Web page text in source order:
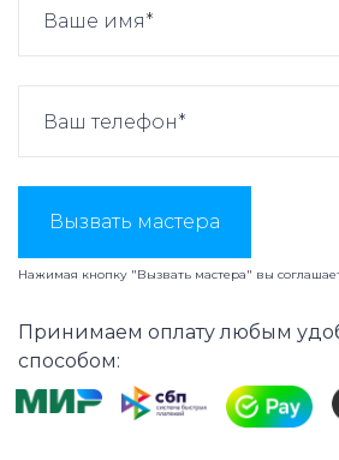
Вызвать мастера
Нажимая кнопку "Вызвать мастера" вы
Принимаем оплату любым
способом: